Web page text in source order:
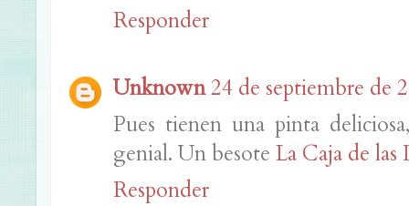
Responder
Unknown24 de septiembre de
Pues tienen una pinta
genial. Un besote La Caja de las
Responder